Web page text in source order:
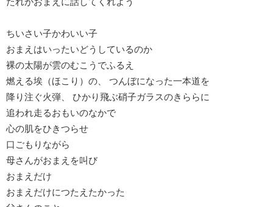
ちいさい子かわいい子
おまえはいったいどうしているのか
裸の太陽が雲のむこうでふるえ
燃える埃（ほこり）の、 つんぼになった一本道を
降り注ぐ火弾、 ひかり飛ぶ硝子ガラスのきららに
追われ走るおもいのなかで
心の肌をひきつらせ
口ごもりながら
母さんがおまえを叫び
おまえだけ
おまえだけにつたえたかった